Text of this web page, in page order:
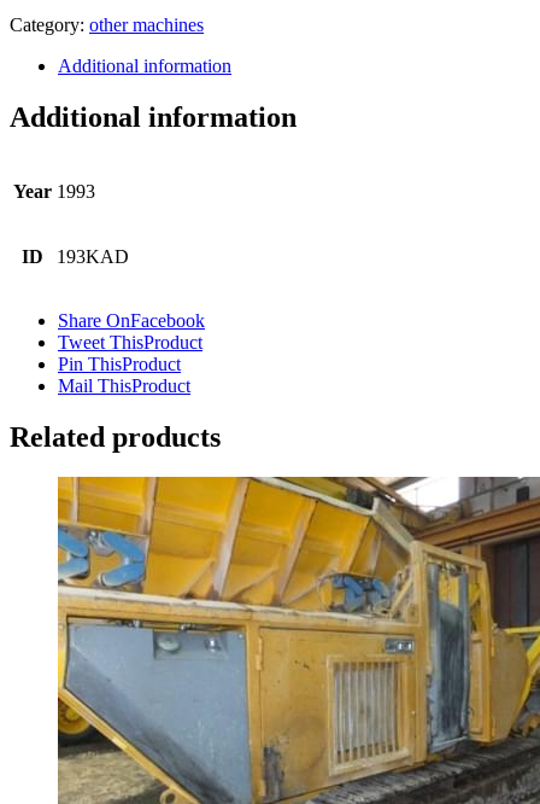
Category: other machines
Additional information
Additional information
Year 1993
ID 193KAD
Share OnFacebook
Tweet ThisProduct
Pin ThisProduct
Mail ThisProduct
Related products